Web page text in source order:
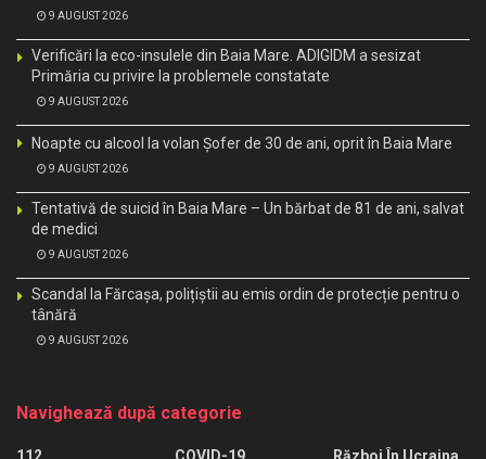
9 AUGUST 2026
Verificări la eco-insulele din Baia Mare. ADIGIDM a sesizat
Primăria cu privire la problemele constatate
9 AUGUST 2026
Noapte cu alcool la volan Șofer de 30 de ani, oprit în Baia Mare
9 AUGUST 2026
Tentativă de suicid în Baia Mare – Un bărbat de 81 de ani, salvat
de medici
9 AUGUST 2026
Scandal la Fărcașa, polițiștii au emis ordin de protecție pentru o
tânără
9 AUGUST 2026
Navighează după categorie